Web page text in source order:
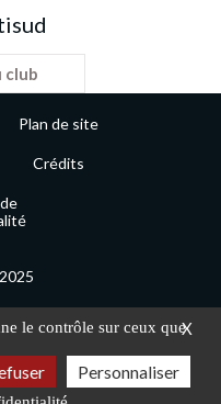
club
Plan de site
Crédits
X
le contrôle sur ceux que
Personnaliser